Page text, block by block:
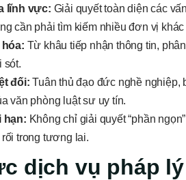
lĩnh vực: Giải quyết toàn diện các
cần phải tìm kiếm nhiều đơn vị khác
Từ khâu tiếp nhận thông tin,
sót.
đối: Tuân thủ đạo đức nghề nghiệp,
văn phòng luật sư uy tín.
hạn: Không chỉ giải quyết “phần
trong tương lai.
dịch vụ pháp